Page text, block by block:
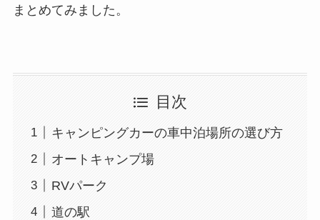
まとめてみました。
目次
キャンピングカーの車中泊場所の選び方
オートキャンプ場
RVパーク
道の駅